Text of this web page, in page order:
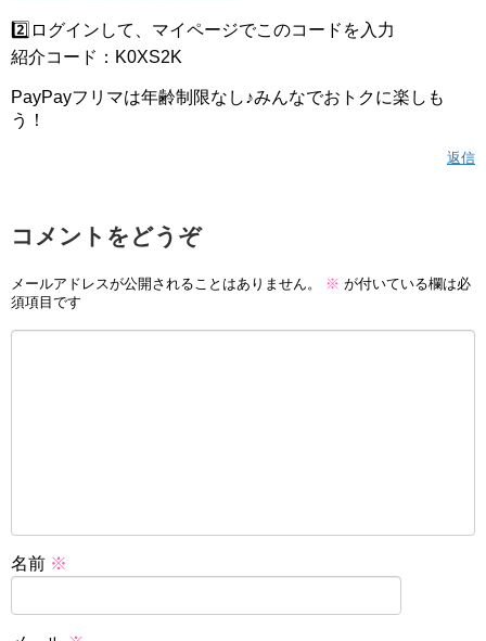
2️⃣ログインして、マイページでこのコードを入力
紹介コード：K0XS2K
PayPayフリマは年齢制限なし♪みんなでおトクに楽しも
う！
返信
コメントをどうぞ
メールアドレスが公開されることはありません。 ※ が付いている欄は必
須項目です
名前 ※